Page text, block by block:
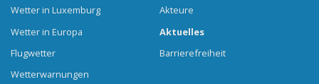
Wetter in Luxemburg
Wetter in Europa
Flugwetter
Wetterwarnungen
Akteure
Aktuelles
Barrierefreiheit